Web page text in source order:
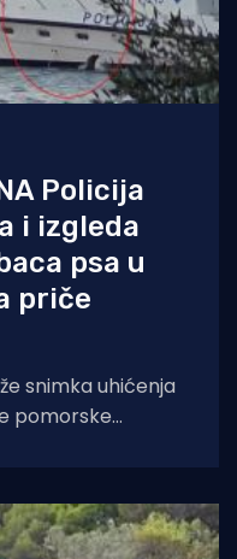
Policija
i izgleda
psa u
priče
snimka uhićenja
pomorske